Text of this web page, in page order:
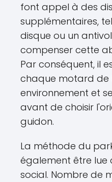
font appel à des
supplémentaires,
disque ou un
compenser cette
Par conséquent, il
chaque motard de
environnement et
avant de choisir
guidon.
La méthode du
également être lue
social. Nombre de